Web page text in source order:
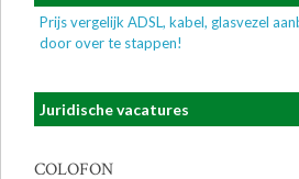
Prijs vergelijk ADSL, kabel, glasvezel
door over te stappen!
Juridische vacatures
COLOFON